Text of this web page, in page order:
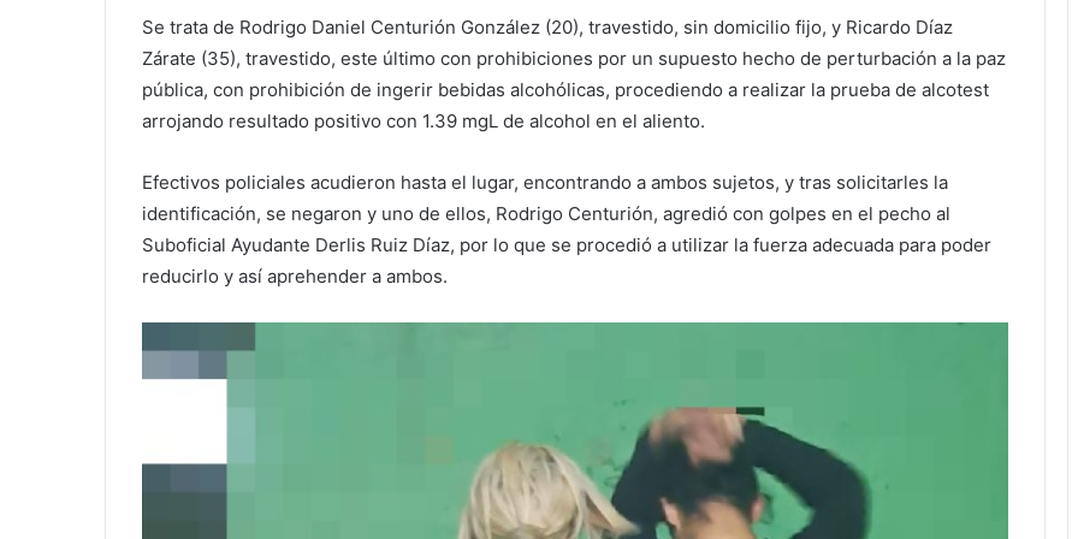
Se trata de Rodrigo Daniel Centurión González (20), travestido, sin domicilio fijo, y Ricardo Díaz
Zárate (35), travestido, este último con prohibiciones por un supuesto hecho de perturbación a la paz
pública, con prohibición de ingerir bebidas alcohólicas, procediendo a realizar la prueba de alcotest
arrojando resultado positivo con 1.39 mgL de alcohol en el aliento.
Efectivos policiales acudieron hasta el lugar, encontrando a ambos sujetos, y tras solicitarles la
identificación, se negaron y uno de ellos, Rodrigo Centurión, agredió con golpes en el pecho al
Suboficial Ayudante Derlis Ruiz Díaz, por lo que se procedió a utilizar la fuerza adecuada para poder
reducirlo y así aprehender a ambos.